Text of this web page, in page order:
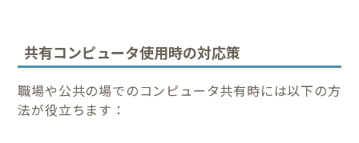
共有コンピュータ使用時の対応策
職場や公共の場でのコンピュータ共有時には以下の方
法が役立ちます：